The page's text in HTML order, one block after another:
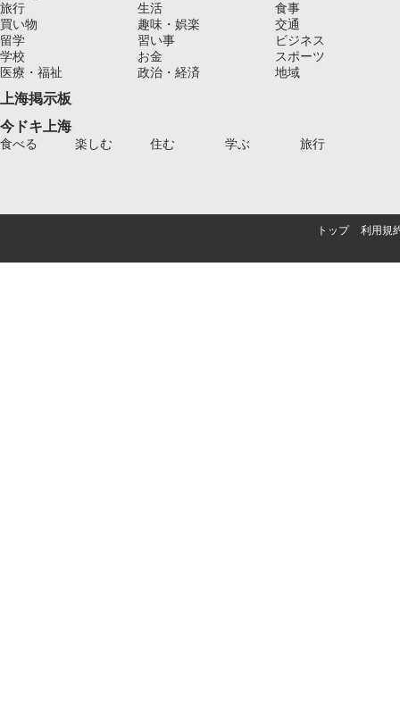
旅行 生活
食事
買い物
趣味・娯楽
交通
留学
習い事
ビジネス
学校
お金
スポーツ
医療・福祉
政治・経済 地域
上海掲示板
今ドキ上海
食べる 楽しむ 住む 学ぶ 旅行
トップ 利用規